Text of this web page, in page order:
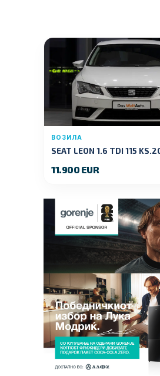
ВОЗИЛА
SEAT LEON 1.6 TDI 115
11.900 EUR